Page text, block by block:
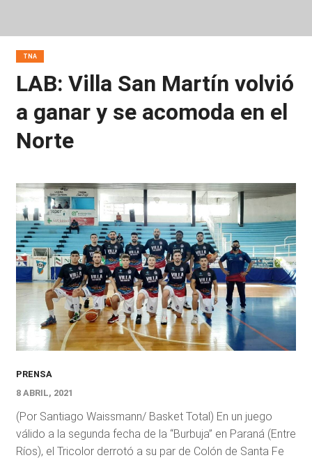
TNA
LAB: Villa San Martín volvió
a ganar y se acomoda en el
Norte
PRENSA
8 ABRIL, 2021
(Por Santiago Waissmann/ Basket Total) En un juego
válido a la segunda fecha de la “Burbuja” en Paraná (Entre
Ríos), el Tricolor derrotó a su par de Colón de Santa Fe